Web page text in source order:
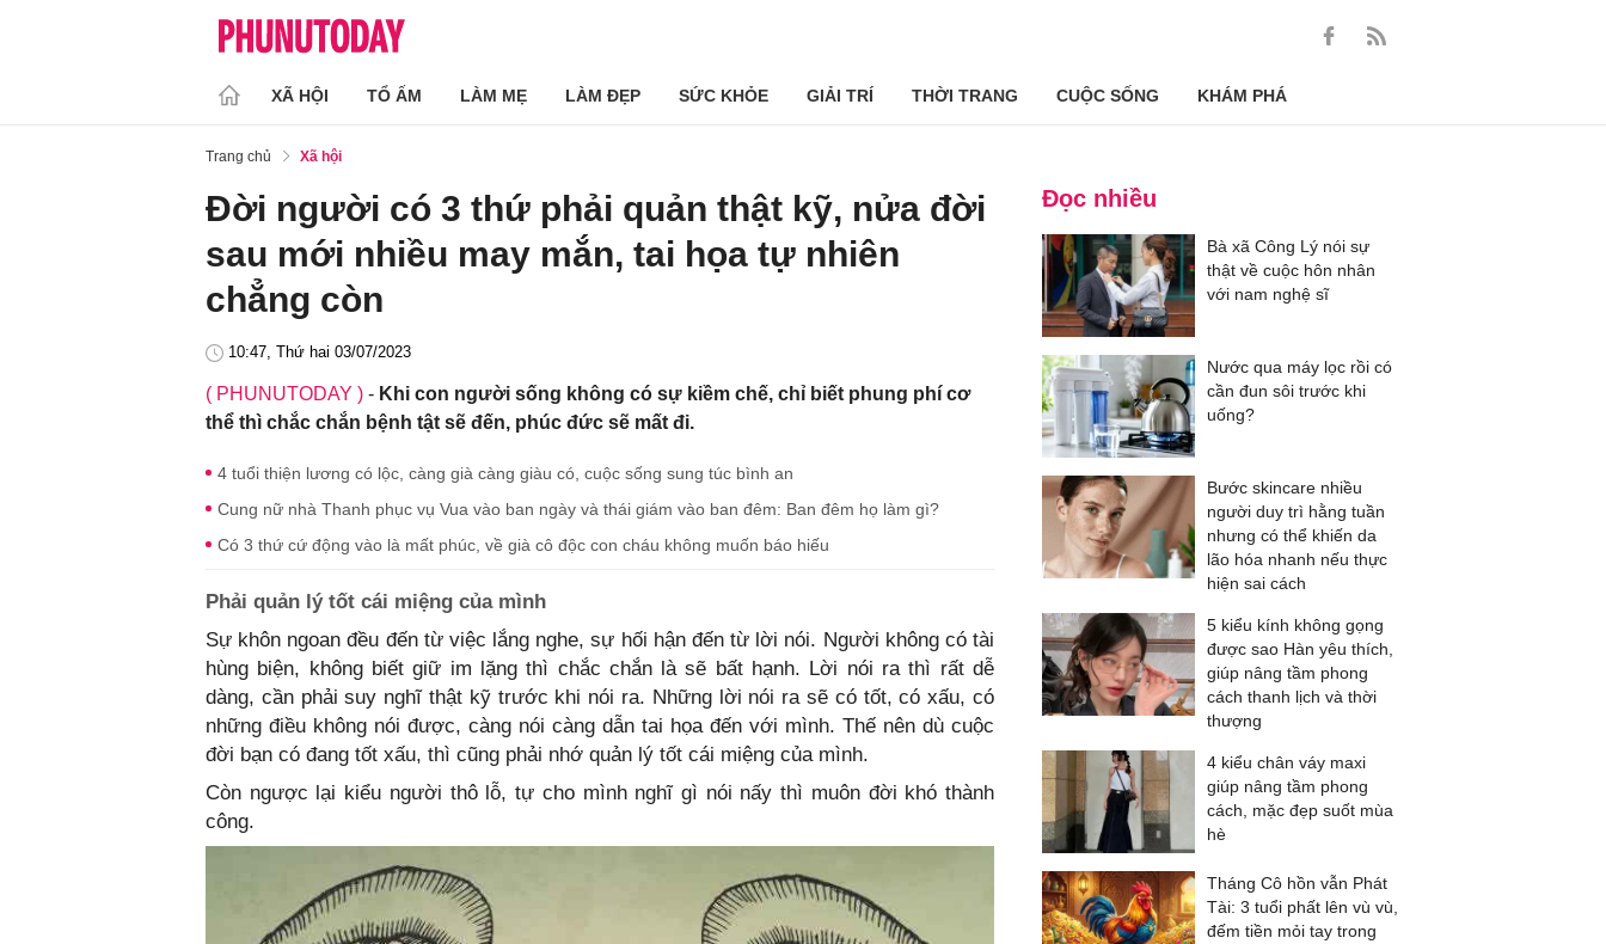
XÃ HỘI TỔ ẤM LÀM MẸ LÀM ĐẸP SỨC KHỎE GIẢI TRÍ THỜI TRANG CUỘC SỐNG KHÁM PHÁ
Trang chủ Xã hội
Đời người có 3 thứ phải quản thật kỹ, nửa đời
sau mới nhiều may mắn, tai họa tự nhiên
chẳng còn
10:47, Thứ hai 03/07/2023
( PHUNUTODAY ) - Khi con người sống không có sự kiềm chế, chỉ biết phung phí cơ
thể thì chắc chắn bệnh tật sẽ đến, phúc đức sẽ mất đi.
4 tuổi thiện lương có lộc, càng già càng giàu có, cuộc sống sung túc bình an
Cung nữ nhà Thanh phục vụ Vua vào ban ngày và thái giám vào ban đêm: Ban đêm họ làm gì?
Có 3 thứ cứ động vào là mất phúc, về già cô độc con cháu không muốn báo hiếu
Phải quản lý tốt cái miệng của mình
Sự khôn ngoan đều đến từ việc lắng nghe, sự hối hận đến từ lời nói. Người không có tài
hùng biện, không biết giữ im lặng thì chắc chắn là sẽ bất hạnh. Lời nói ra thì rất dễ
dàng, cần phải suy nghĩ thật kỹ trước khi nói ra. Những lời nói ra sẽ có tốt, có xấu, có
những điều không nói được, càng nói càng dẫn tai họa đến với mình. Thế nên dù cuộc
đời bạn có đang tốt xấu, thì cũng phải nhớ quản lý tốt cái miệng của mình.
Còn ngược lại kiểu người thô lỗ, tự cho mình nghĩ gì nói nấy thì muôn đời khó thành
công.
Đọc nhiều
Bà xã Công Lý nói sự
thật về cuộc hôn nhân
với nam nghệ sĩ
Nước qua máy lọc rồi có
cần đun sôi trước khi
uống?
Bước skincare nhiều
người duy trì hằng tuần
nhưng có thể khiến da
lão hóa nhanh nếu thực
hiện sai cách
5 kiểu kính không gọng
được sao Hàn yêu thích,
giúp nâng tầm phong
cách thanh lịch và thời
thượng
4 kiểu chân váy maxi
giúp nâng tầm phong
cách, mặc đẹp suốt mùa
hè
Tháng Cô hồn vẫn Phát
Tài: 3 tuổi phất lên vù vù,
đếm tiền mỏi tay trong